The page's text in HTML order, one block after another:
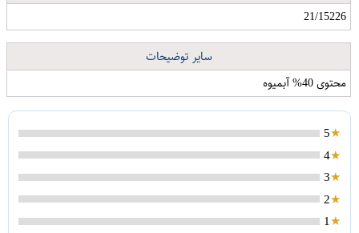
21/15226
سایر توضیحات
محتوی 40% آبمیوه
5
4
3
2
1